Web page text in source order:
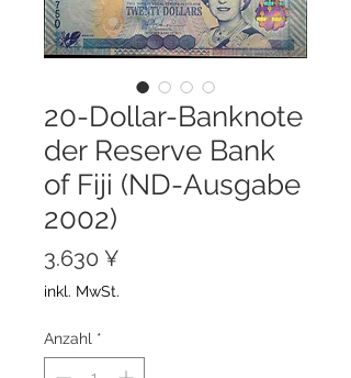
20-Dollar-Banknote
der Reserve Bank
of Fiji (ND-Ausgabe
2002)
3.630 ¥
inkl. MwSt.
Anzahl *